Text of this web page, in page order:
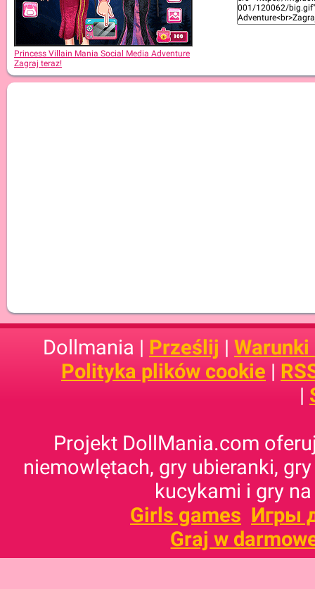
Princess Villain Mania Social Media Adventure
Zagraj teraz!
Dollmania | Prześlij |
Polityka plików cookie |
|
Projekt DollMania.com
niemowlętach, gry ubieranki,
kucykami i gry
Girls games Игры
Graj w